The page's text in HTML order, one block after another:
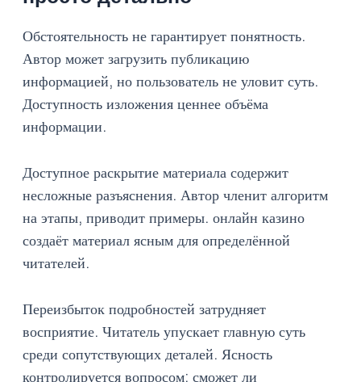
Обстоятельность не гарантирует понятность.
Автор может загрузить публикацию
информацией, но пользователь не уловит суть.
Доступность изложения ценнее объёма
информации.
Доступное раскрытие материала содержит
несложные разъяснения. Автор членит алгоритм
на этапы, приводит примеры. онлайн казино
создаёт материал ясным для определённой
читателей.
Переизбыток подробностей затрудняет
восприятие. Читатель упускает главную суть
среди сопутствующих деталей. Ясность
контролируется вопросом: сможет ли